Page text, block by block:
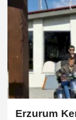
Erzurum